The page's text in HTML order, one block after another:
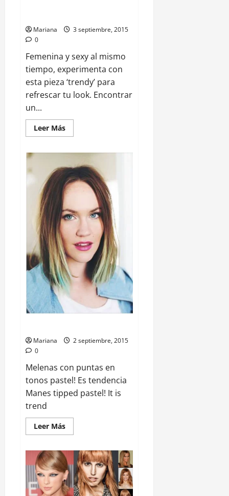
Mariana
3 septiembre, 2015
0
Femenina y sexy al mismo
tiempo, experimenta con
esta pieza ‘trendy’ para
refrescar tu look. Encontrar
un...
Leer Más
Mariana
2 septiembre, 2015
0
Melenas con puntas en
tonos pastel! Es tendencia
Manes tipped pastel! It is
trend
Leer Más